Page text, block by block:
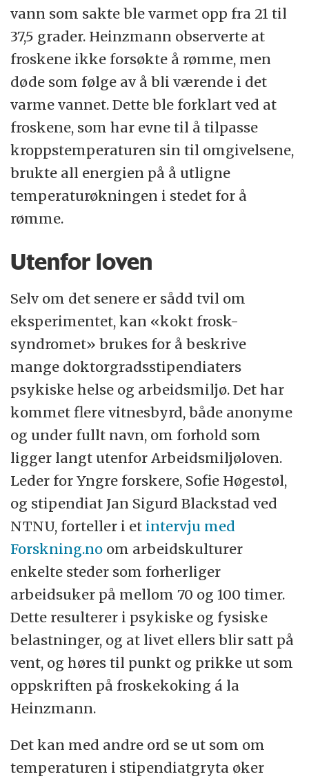
vann som sakte ble varmet opp fra 21 til
37,5 grader. Heinzmann observerte at
froskene ikke forsøkte å rømme, men
døde som følge av å bli værende i det
varme vannet. Dette ble forklart ved at
froskene, som har evne til å tilpasse
kroppstemperaturen sin til omgivelsene,
brukte all energien på å utligne
temperaturøkningen i stedet for å
rømme.
Utenfor loven
Selv om det senere er sådd tvil om
eksperimentet, kan «kokt frosk-
syndromet» brukes for å beskrive
mange doktorgradsstipendiaters
psykiske helse og arbeidsmiljø. Det har
kommet flere vitnesbyrd, både anonyme
og under fullt navn, om forhold som
ligger langt utenfor Arbeidsmiljøloven.
Leder for Yngre forskere, Sofie Høgestøl,
og stipendiat Jan Sigurd Blackstad ved
NTNU, forteller i et intervju med
Forskning.no om arbeidskulturer
enkelte steder som forherliger
arbeidsuker på mellom 70 og 100 timer.
Dette resulterer i psykiske og fysiske
belastninger, og at livet ellers blir satt på
vent, og høres til punkt og prikke ut som
oppskriften på froskekoking á la
Heinzmann.
Det kan med andre ord se ut som om
temperaturen i stipendiatgryta øker